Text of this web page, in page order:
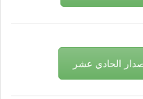
الحادي عشر